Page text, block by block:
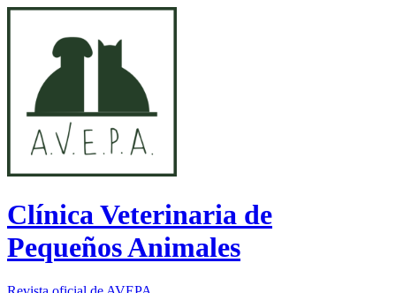
Clínica Veterinaria de
Pequeños Animales